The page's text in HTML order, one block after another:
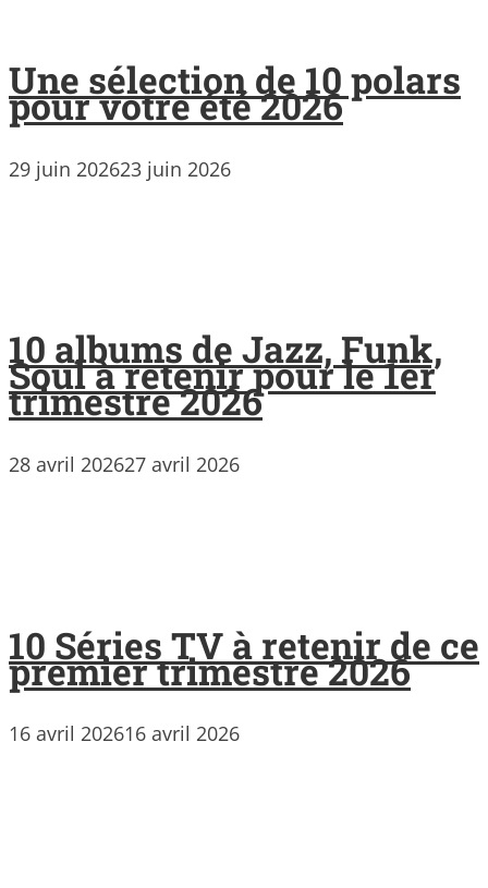
Une sélection de 10 polars
pour votre été 2026
29 juin 202623 juin 2026
10 albums de Jazz, Funk,
Soul à retenir pour le 1er
trimestre 2026
28 avril 202627 avril 2026
10 Séries TV à retenir de ce
premier trimestre 2026
16 avril 202616 avril 2026